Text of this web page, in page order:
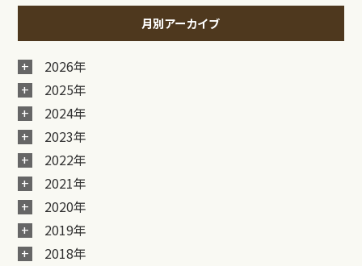
月別アーカイブ
2026年
2025年
2024年
2023年
2022年
2021年
2020年
2019年
2018年